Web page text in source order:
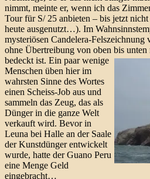
nimmt, meinte er, wenn ich das
Tour für S/ 25 anbieten – bis jetzt
heute ausgenutzt…). Im
mysteriösen Candelera-Felszeichnung
ohne Übertreibung von oben bis
bedeckt ist. Ein paar wenige
Menschen üben hier im
wahrsten Sinne des Wortes
einen Scheiss-Job aus und
sammeln das Zeug, das als
Dünger in die ganze Welt
verkauft wird. Bevor in
Leuna bei Halle an der Saale
der Kunstdünger entwickelt
wurde, hatte der Guano Peru
eine Menge Geld
eingebracht…